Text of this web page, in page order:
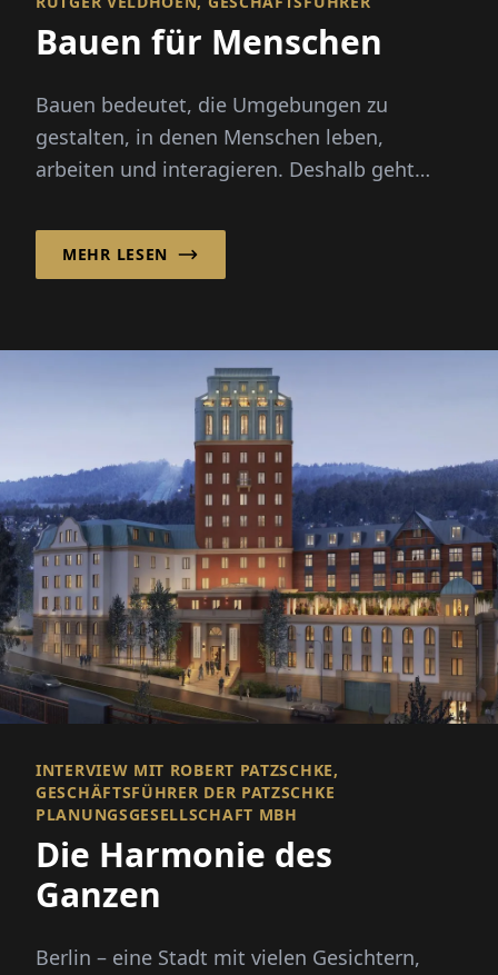
Bauen für Menschen
Bauen bedeutet, die Umgebungen zu
gestalten, in denen Menschen leben,
arbeiten und interagieren. Deshalb geht
MEHR LESEN
INTERVIEW MIT ROBERT PATZSCHKE,
GESCHÄFTSFÜHRER DER PATZSCHKE
PLANUNGSGESELLSCHAFT MBH
Die Harmonie des
Ganzen
Berlin – eine Stadt mit vielen Gesichtern,